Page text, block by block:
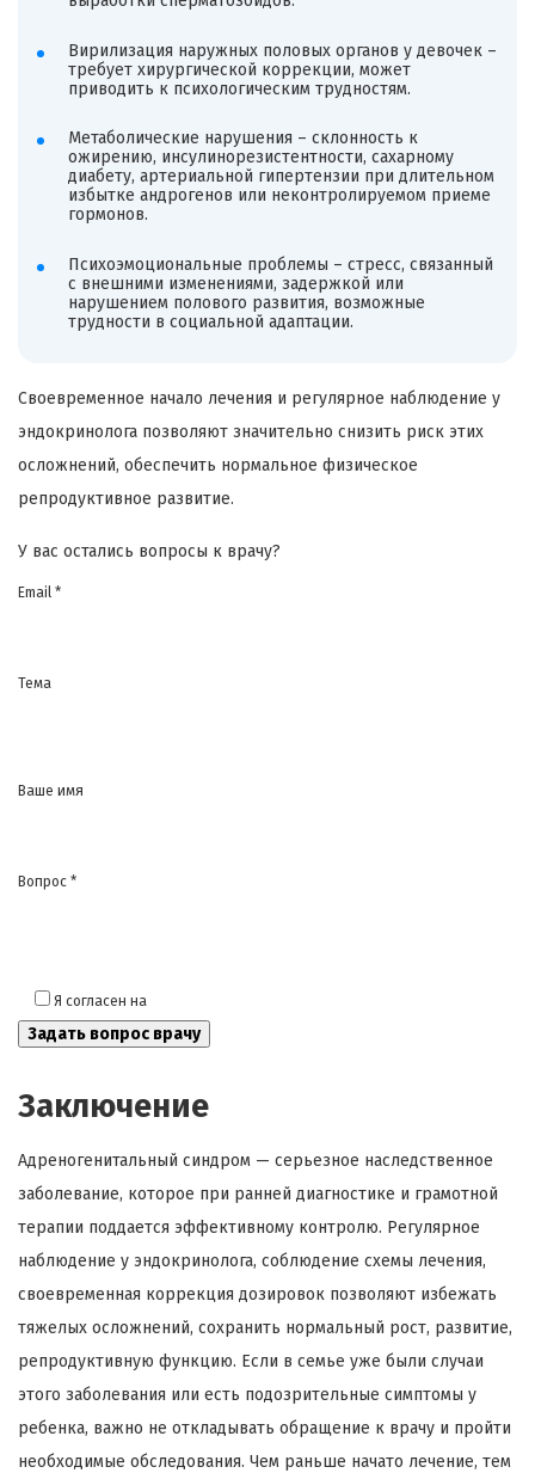
Вирилизация наружных половых органов у девочек –
требует хирургической коррекции, может
приводить к психологическим трудностям.
Метаболические нарушения – склонность к
ожирению, инсулинорезистентности, сахарному
диабету, артериальной гипертензии при длительном
избытке андрогенов или неконтролируемом приеме
гормонов.
Психоэмоциональные проблемы – стресс, связанный
с внешними изменениями, задержкой или
нарушением полового развития, возможные
трудности в социальной адаптации.
Своевременное начало лечения и регулярное наблюдение у
эндокринолога позволяют значительно снизить риск этих
осложнений, обеспечить нормальное физическое
репродуктивное развитие.
У вас остались вопросы к врачу?
Email *
Тема
Ваше имя
Вопрос *
Я согласен на
Заключение
Адреногенитальный синдром — серьезное наследственное
заболевание, которое при ранней диагностике и грамотной
терапии поддается эффективному контролю. Регулярное
наблюдение у эндокринолога, соблюдение схемы лечения,
своевременная коррекция дозировок позволяют избежать
тяжелых осложнений, сохранить нормальный рост, развитие,
репродуктивную функцию. Если в семье уже были случаи
этого заболевания или есть подозрительные симптомы у
ребенка, важно не откладывать обращение к врачу и пройти
необходимые обследования. Чем раньше начато лечение, тем